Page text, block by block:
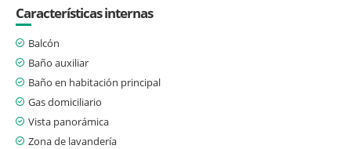
Características internas
Balcón
Baño auxiliar
Baño en habitación principal
Gas domiciliario
Vista panorámica
Zona de lavandería